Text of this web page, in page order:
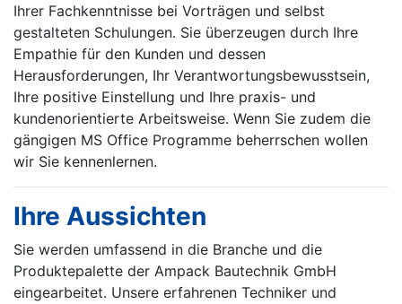
Ihrer Fachkenntnisse bei Vorträgen und selbst
gestalteten Schulungen. Sie überzeugen durch Ihre
Empathie für den Kunden und dessen
Herausforderungen, Ihr Verantwortungsbewusstsein,
Ihre positive Einstellung und Ihre praxis- und
kundenorientierte Arbeitsweise. Wenn Sie zudem die
gängigen MS Office Programme beherrschen wollen
wir Sie kennenlernen.
Ihre Aussichten
Sie werden umfassend in die Branche und die
Produktepalette der Ampack Bautechnik GmbH
eingearbeitet. Unsere erfahrenen Techniker und